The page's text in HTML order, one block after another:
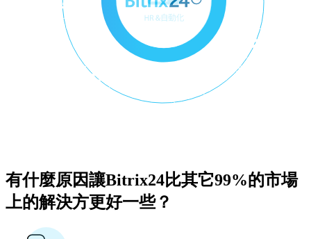
有什麼原因讓Bitrix24比其它99%的市場
上的解決方更好一些？